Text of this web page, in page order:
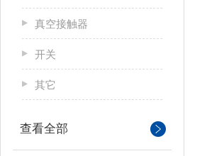
真空接触器
开关
其它
查看全部